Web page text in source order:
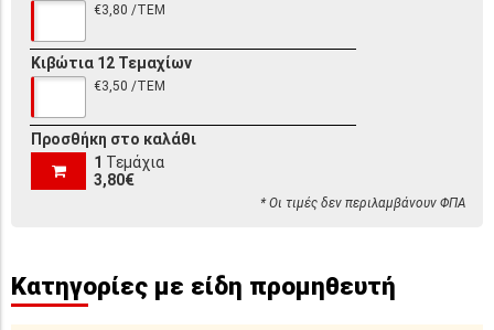
€3,80 /ΤΕΜ
Κιβώτια 12 Τεμαχίων
€3,50 /ΤΕΜ
Προσθήκη στο καλάθι
1 Τεμάχια
3,80€
* Οι τιμές δεν περιλαμβάνουν ΦΠΑ
Κατηγορίες με είδη προμηθευτή